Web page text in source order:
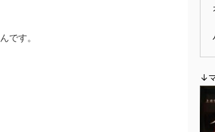
んです。
↓